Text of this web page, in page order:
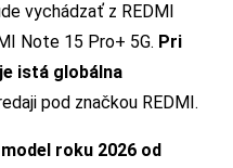
vychádzať z REDMI
Note 15 Pro+ 5G. Pri
istá globálna
pod značkou REDMI.
roku 2026 od